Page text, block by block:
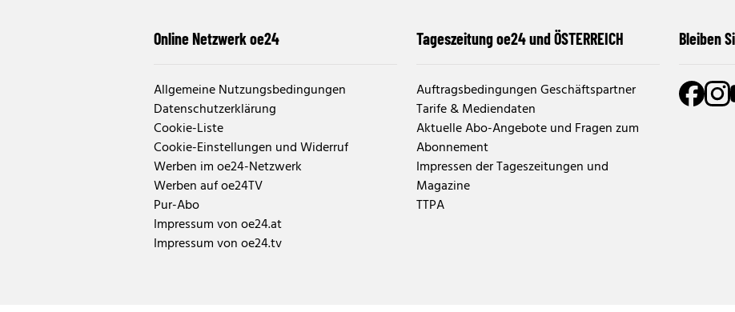
Online Netzwerk oe24
Allgemeine Nutzungsbedingungen
Datenschutzerklärung
Cookie-Liste
Cookie-Einstellungen und Widerruf
Werben im oe24-Netzwerk
Werben auf oe24TV
Pur-Abo
Impressum von oe24.at
Impressum von oe24.tv
Tageszeitung oe24 und ÖSTERREICH
Auftragsbedingungen Geschäftspartner
Tarife & Mediendaten
Aktuelle Abo-Angebote und Fragen zum
Abonnement
Impressen der Tageszeitungen und
Magazine
TTPA
Bleiben